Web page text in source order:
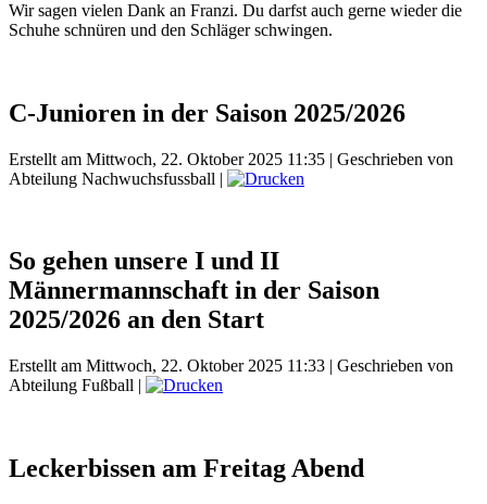
Wir sagen vielen Dank an Franzi. Du darfst auch gerne wieder die
Schuhe schnüren und den Schläger schwingen.
C-Junioren in der Saison 2025/2026
Erstellt am Mittwoch, 22. Oktober 2025 11:35 | Geschrieben von
Abteilung Nachwuchsfussball |
So gehen unsere I und II
Männermannschaft in der Saison
2025/2026 an den Start
Erstellt am Mittwoch, 22. Oktober 2025 11:33 | Geschrieben von
Abteilung Fußball |
Leckerbissen am Freitag Abend